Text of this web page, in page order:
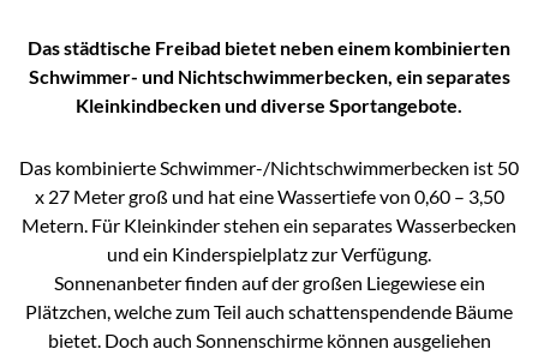
Das städtische Freibad bietet neben einem kombinierten
Schwimmer- und Nichtschwimmerbecken, ein separates
Kleinkindbecken und diverse Sportangebote.
Das kombinierte Schwimmer-/Nichtschwimmerbecken ist 50
x 27 Meter groß und hat eine Wassertiefe von 0,60 – 3,50
Metern. Für Kleinkinder stehen ein separates Wasserbecken
und ein Kinderspielplatz zur Verfügung.
Sonnenanbeter finden auf der großen Liegewiese ein
Plätzchen, welche zum Teil auch schattenspendende Bäume
bietet. Doch auch Sonnenschirme können ausgeliehen